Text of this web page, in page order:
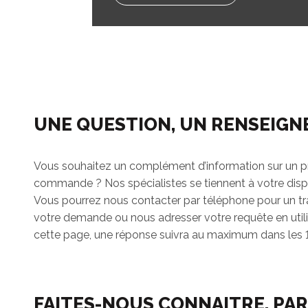
UNE QUESTION, UN
Vous souhaitez un complément d’information sur un
commande ? Nos spécialistes se tiennent à votre
Vous pourrez nous contacter par téléphone pour un
votre demande ou nous adresser votre requête en
cette page, une réponse suivra au maximum dans les
FAITES-NOUS CONNAITRE,